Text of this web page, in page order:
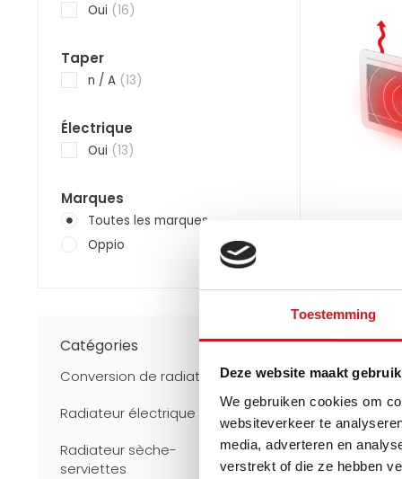
Toestemming
Deze website maakt
We gebruiken cookies om
websiteverkeer te
media, adverteren en
verstrekt of die ze hebben
Oui (16)
Taper
n / A (13)
Électrique
Oui (13)
Marques
Toutes les marques
Oppio
Catégories
Conversion de radiateur
Radiateur électrique
Radiateur sèche-
serviettes
Convection
infrarouge
€499,92